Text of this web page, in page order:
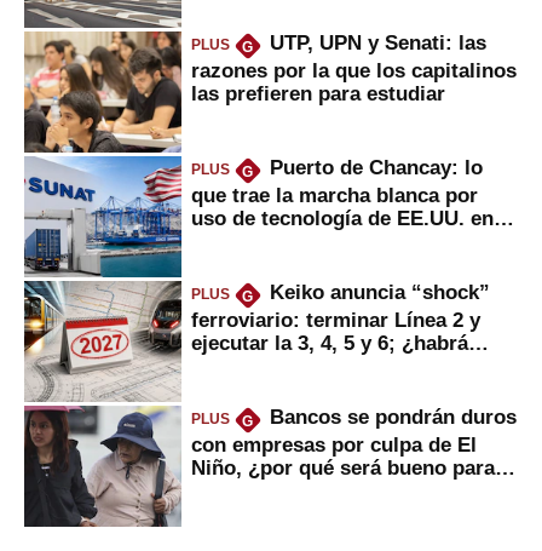
PLUS G
UTP, UPN y Senati: las
razones por la que los capitalinos
las prefieren para estudiar
PLUS G
Puerto de Chancay: lo
que trae la marcha blanca por
uso de tecnología de EE.UU. en
PLUS G
Keiko anuncia “shock”
ferroviario: terminar Línea 2 y
ejecutar la 3, 4, 5 y 6; ¿habrá
PLUS G
Bancos se pondrán duros
con empresas por culpa de El
Niño, ¿por qué será bueno para